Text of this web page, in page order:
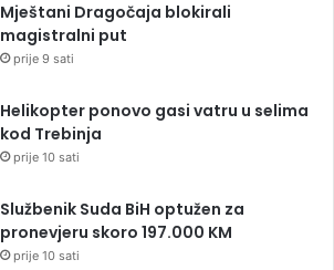
Mještani Dragočaja blokirali
magistralni put
prije 9 sati
Helikopter ponovo gasi vatru u selima
kod Trebinja
prije 10 sati
Službenik Suda BiH optužen za
pronevjeru skoro 197.000 KM
prije 10 sati